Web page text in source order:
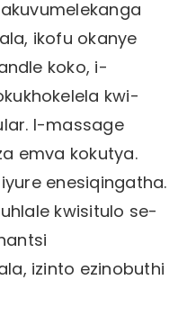
ikofu okanye
koko, i-
kwi-
I-massage
emva kokutya.
enesiqingatha.
kwisitulo se-
izinto ezinobuthi